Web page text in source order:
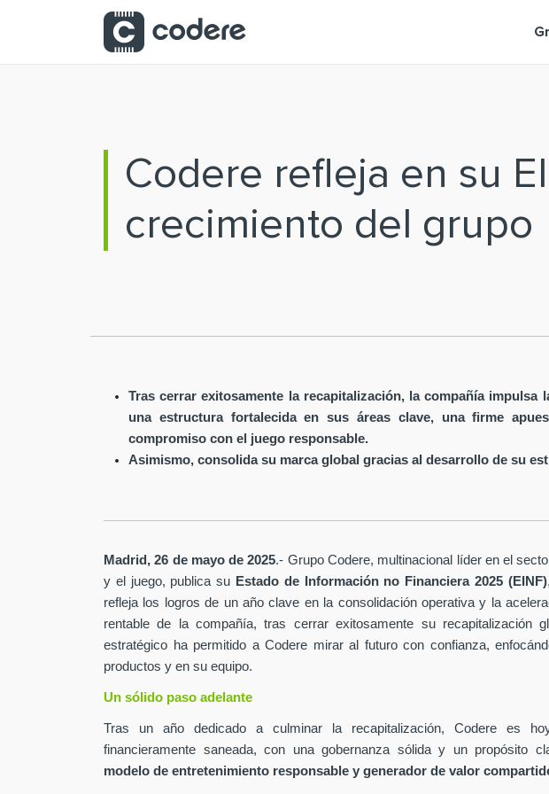
Saltar al contenido principal
Codere refleja en su
crecimiento del grupo
Tras cerrar exitosamente la recapitalización, la compañía impulsa
una estructura fortalecida en sus áreas clave, una firme
compromiso con el juego responsable.
Asimismo, consolida su marca global gracias al desarrollo de su
Madrid, 26 de mayo de 2025.- Grupo Codere, multinacional líder en el
y el juego, publica su Estado de Información no Financiera 2025 (EINF)
refleja los logros de un año clave en la consolidación operativa y la
rentable de la compañía, tras cerrar exitosamente su recapitalización
estratégico ha permitido a Codere mirar al futuro con confianza,
productos y en su equipo.
Un sólido paso adelante
Tras un año dedicado a culminar la recapitalización, Codere es
financieramente saneada, con una gobernanza sólida y un propósito
modelo de entretenimiento responsable y generador de valor